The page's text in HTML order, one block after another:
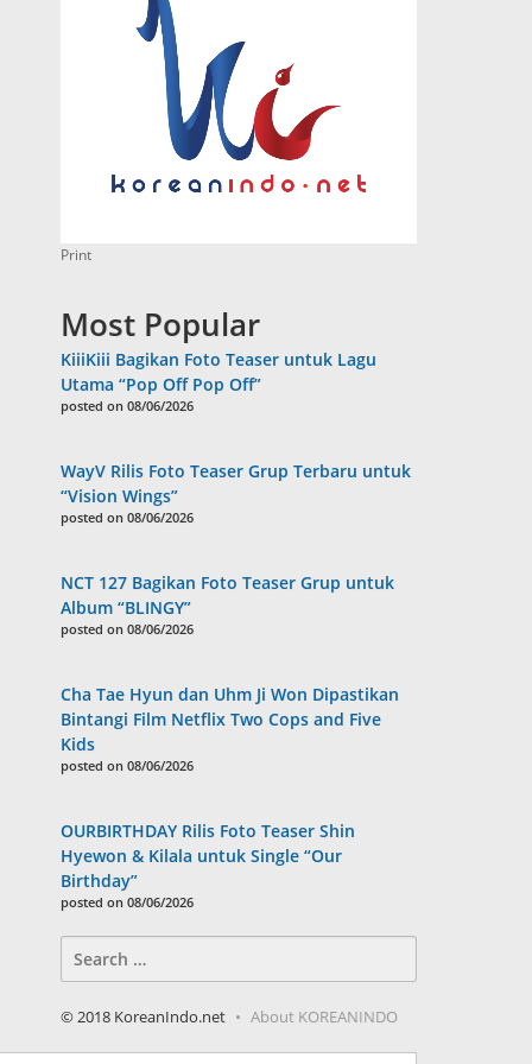
Print
Most Popular
KiiiKiii Bagikan Foto Teaser untuk Lagu
Utama “Pop Off Pop Off”
posted on 08/06/2026
WayV Rilis Foto Teaser Grup Terbaru untuk
“Vision Wings”
posted on 08/06/2026
NCT 127 Bagikan Foto Teaser Grup untuk
Album “BLINGY”
posted on 08/06/2026
Cha Tae Hyun dan Uhm Ji Won Dipastikan
Bintangi Film Netflix Two Cops and Five
Kids
posted on 08/06/2026
OURBIRTHDAY Rilis Foto Teaser Shin
Hyewon & Kilala untuk Single “Our
Birthday”
posted on 08/06/2026
for:
© 2018 KoreanIndo.net About KOREANINDO